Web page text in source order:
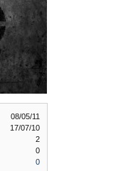
08/05/11
17/07/10
2
0
0